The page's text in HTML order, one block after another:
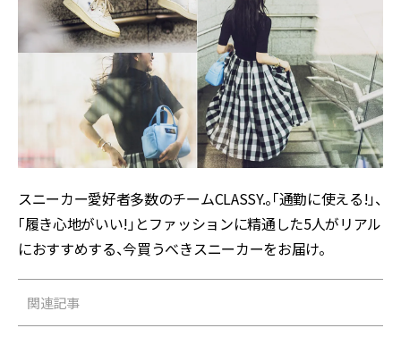
スニーカー愛好者多数のチームCLASSY.。「通勤に使える!」、
「履き心地がいい!」とファッションに精通した5人がリアル
におすすめする、今買うべきスニーカーをお届け。
関連記事